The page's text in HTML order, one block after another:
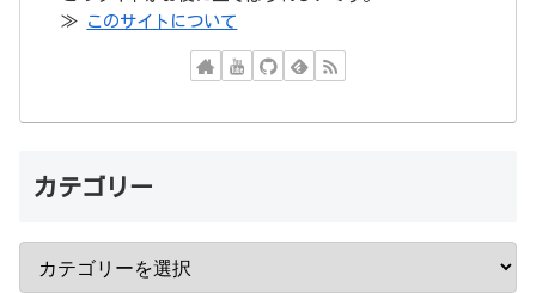
≫ このサイトについて
カテゴリー